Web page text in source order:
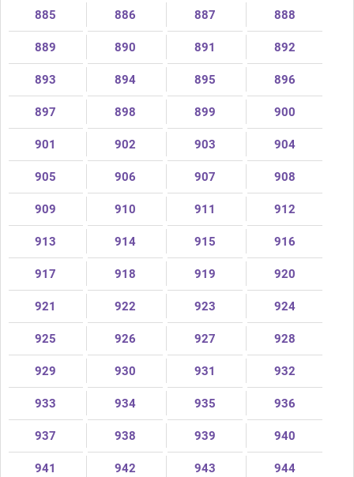
885 886 887 888
889 890 891 892
893 894 895 896
897 898 899 900
901 902 903 904
905 906 907 908
909 910 911 912
913 914 915 916
917 918 919 920
921 922 923 924
925 926 927 928
929 930 931 932
933 934 935 936
937 938 939 940
941 942 943 944